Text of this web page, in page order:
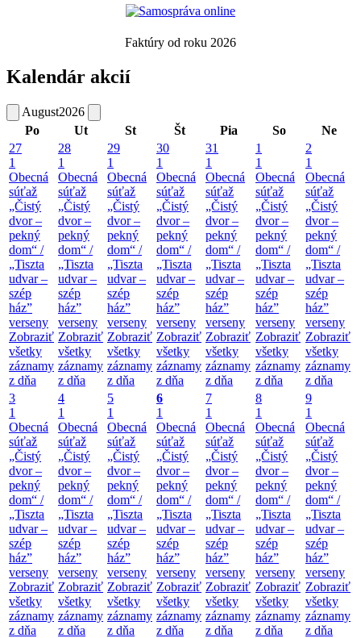
Faktúry od roku 2026
Kalendár akcií
August2026
Po
Ut St Št Pia So
Ne
27
1
Obecná
súťaž
„Čistý
dvor –
pekný
dom“ /
„Tiszta
udvar –
szép
ház”
verseny
Zobraziť
všetky
záznamy
z dňa
28
1
Obecná
súťaž
„Čistý
dvor –
pekný
dom“ /
„Tiszta
udvar –
szép
ház”
verseny
Zobraziť
všetky
záznamy
z dňa
29
1
Obecná
súťaž
„Čistý
dvor –
pekný
dom“ /
„Tiszta
udvar –
szép
ház”
verseny
Zobraziť
všetky
záznamy
z dňa
30
1
Obecná
súťaž
„Čistý
dvor –
pekný
dom“ /
„Tiszta
udvar –
szép
ház”
verseny
Zobraziť
všetky
záznamy
z dňa
31
1
Obecná
súťaž
„Čistý
dvor –
pekný
dom“ /
„Tiszta
udvar –
szép
ház”
verseny
Zobraziť
všetky
záznamy
z dňa
1
1
Obecná
súťaž
„Čistý
dvor –
pekný
dom“ /
„Tiszta
udvar –
szép
ház”
verseny
Zobraziť
všetky
záznamy
z dňa
2
1
Obecná
súťaž
„Čistý
dvor –
pekný
dom“ /
„Tiszta
udvar –
szép
ház”
verseny
Zobraziť
všetky
záznamy
z dňa
3
1
Obecná
súťaž
„Čistý
dvor –
pekný
dom“ /
„Tiszta
udvar –
szép
ház”
verseny
Zobraziť
všetky
záznamy
z dňa
4
1
Obecná
súťaž
„Čistý
dvor –
pekný
dom“ /
„Tiszta
udvar –
szép
ház”
verseny
Zobraziť
všetky
záznamy
z dňa
5
1
Obecná
súťaž
„Čistý
dvor –
pekný
dom“ /
„Tiszta
udvar –
szép
ház”
verseny
Zobraziť
všetky
záznamy
z dňa
6
1
Obecná
súťaž
„Čistý
dvor –
pekný
dom“ /
„Tiszta
udvar –
szép
ház”
verseny
Zobraziť
všetky
záznamy
z dňa
7
1
Obecná
súťaž
„Čistý
dvor –
pekný
dom“ /
„Tiszta
udvar –
szép
ház”
verseny
Zobraziť
všetky
záznamy
z dňa
8
1
Obecná
súťaž
„Čistý
dvor –
pekný
dom“ /
„Tiszta
udvar –
szép
ház”
verseny
Zobraziť
všetky
záznamy
z dňa
9
1
Obecná
súťaž
„Čistý
dvor –
pekný
dom“ /
„Tiszta
udvar –
szép
ház”
verseny
Zobraziť
všetky
záznamy
z dňa